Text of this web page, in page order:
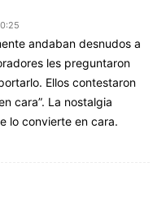
andaban desnudos a
les preguntaron
Ellos contestaron
cara”. La nostalgia
lo convierte en cara.